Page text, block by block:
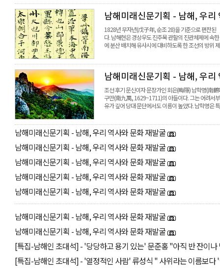
남해미래신문기획 - 남해, 우리
1828년 무자년(戊子年, 순조 28)을 기준으로 편찬된
다. 남해현은 경상우도 진주목 관할의 진관체제에 속
에 분산 배치해 유사시에 대비하도록 한 조선의 방위
남해미래신문기획 - 남해, 우리
조선 후기 문신이자 문장가인 회은(晦隱) 남학명(南
구만(南九萬, 1629~1711)의 아들이다. 그는 어려서
유가 깊어 당대 문단에서도 이름이 높았다. 남학명
남해미래신문기획 - 남해, 우리 역사와 문화 재발굴
남해미래신문기획 - 남해, 우리 역사와 문화 재발굴
남해미래신문기획 - 남해, 우리 역사와 문화 재발굴
남해미래신문기획 - 남해, 우리 역사와 문화 재발굴
남해미래신문기획 - 남해, 우리 역사와 문화 재발굴
남해미래신문기획 - 남해, 우리 역사와 문화 재발굴
남해미래신문기획 - 남해, 우리 역사와 문화 재발굴
[특집-남해인 초대석] - '당당하고 용기 있는' 문준홍 "아직 반 잔이
[특집-남해인 초대석] - '열정적인 사람' 류성식 " 사위라는 이름보